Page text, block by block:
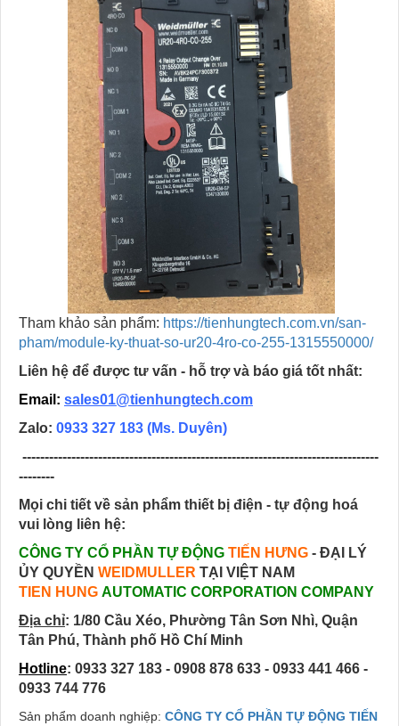
Tham khảo sản phẩm: https://tienhungtech.com.vn/san-
pham/module-ky-thuat-so-ur20-4ro-co-255-1315550000/
Liên hệ để được tư vấn - hỗ trợ và báo giá tốt nhất:
Email: sales01@tienhungtech.com
Zalo: 0933 327 183 (Ms. Duyên)
--------------------------------------------------------------------------------
--------
Mọi chi tiết về sản phẩm thiết bị điện - tự động hoá
vui lòng liên hệ:
CÔNG TY CỔ PHẦN TỰ ĐỘNG TIẾN HƯNG - ĐẠI LÝ
ỦY QUYỀN WEIDMULLER TẠI VIỆT NAM
TIEN HUNG AUTOMATIC CORPORATION COMPANY
Địa chỉ: 1/80 Cầu Xéo, Phường Tân Sơn Nhì, Quận
Tân Phú, Thành phố Hồ Chí Minh
Hotline: 0933 327 183 - 0908 878 633 - 0933 441 466 -
0933 744 776
Sản phẩm doanh nghiệp: CÔNG TY CỔ PHẦN TỰ ĐỘNG TIẾN